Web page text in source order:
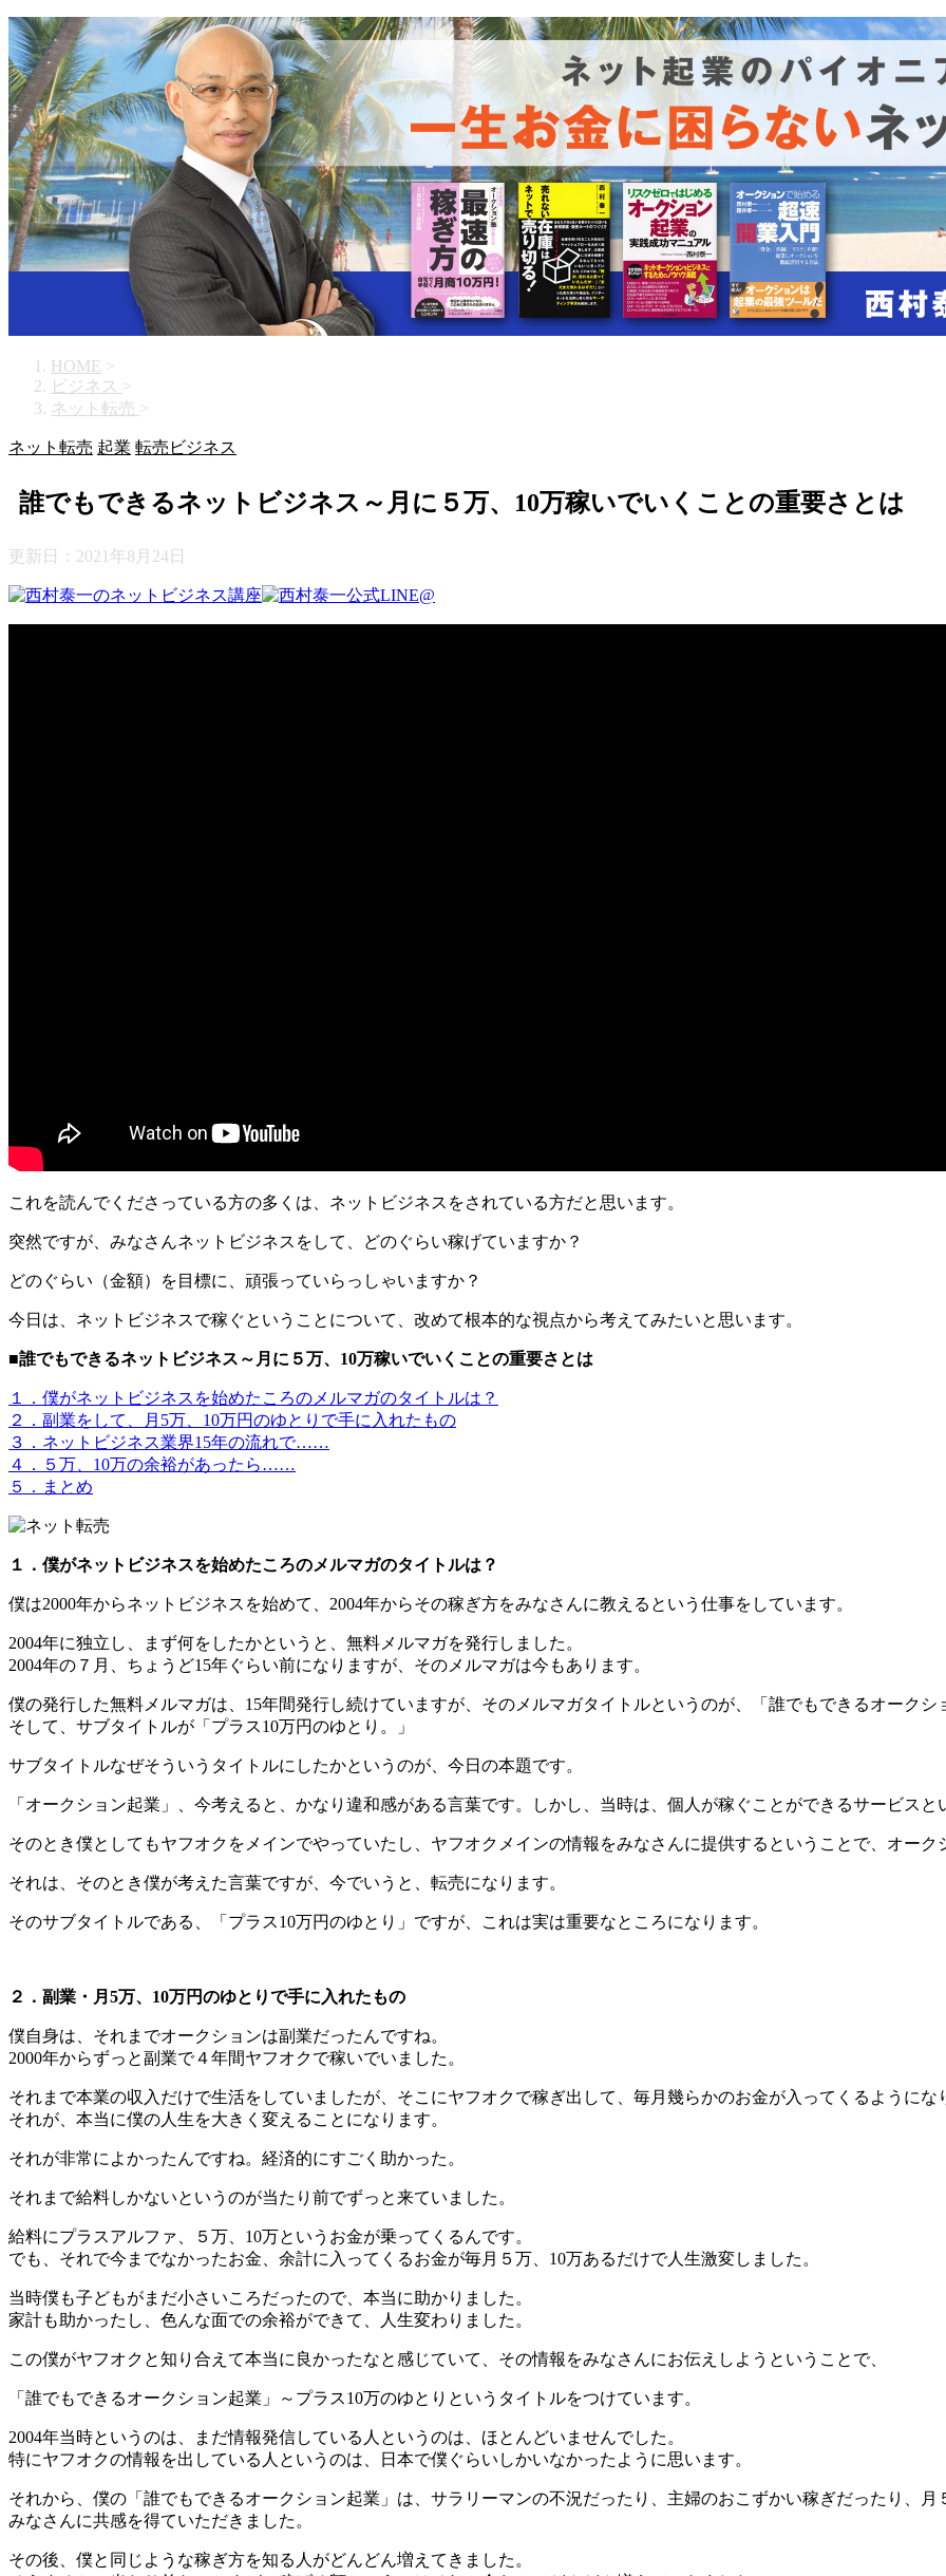
HOME >
ビジネス >
ネット転売 >
ネット転売 起業 転売ビジネス
誰でもできるネットビジネス～月に５万、10万稼いでいくことの重要さとは
更新日： 2021年8月24日
これを読んでくださっている方の多くは、ネットビジネスをされている方だと思います。
突然ですが、みなさんネットビジネスをして、どのぐらい稼げていますか？
どのぐらい（金額）を目標に、頑張っていらっしゃいますか？
今日は、ネットビジネスで稼ぐということについて、改めて根本的な視点から考えてみたいと思います。
■誰でもできるネットビジネス～月に５万、10万稼いでいくことの重要さとは
１．僕がネットビジネスを始めたころのメルマガのタイトルは？
２．副業をして、月5万、10万円のゆとりで手に入れたもの
３．ネットビジネス業界15年の流れで……
４．５万、10万の余裕があったら……
５．まとめ
１．僕がネットビジネスを始めたころのメルマガのタイトルは？
僕は2000年からネットビジネスを始めて、2004年からその稼ぎ方をみなさんに教えるという仕事をしています。
2004年に独立し、まず何をしたかというと、無料メルマガを発行しました。
2004年の７月、ちょうど15年ぐらい前になりますが、そのメルマガは今もあります。
僕の発行した無料メルマガは、15年間発行し続けていますが、そのメルマガタイトルというのが、「誰でもできるオークシ
そして、サブタイトルが 「プラス10万円のゆとり。」
サブタイトルなぜそういうタイトルにしたかというのが、今日の本題です。
「オークション起業」、今考えると、かなり違和感がある言葉です。しかし、当時は、個人が稼ぐことができるサービスと
そのとき僕としてもヤフオクをメインでやっていたし、ヤフオクメインの情報をみなさんに提供するということで、オーク
それは、そのとき僕が考えた言葉ですが、今でいうと、転売になります。
そのサブタイトルである、「プラス10万円のゆとり」ですが、これは実は重要なところになります。
２．副業・月5万、10万円のゆとりで手に入れたもの
僕自身は、それまでオークションは副業だったんですね。
2000年からずっと副業で４年間ヤフオクで稼いでいました。
それまで本業の収入だけで生活をしていましたが、そこにヤフオクで稼ぎ出して、毎月幾らかのお金が入ってくるようにな
それが、本当に僕の人生を大きく変えることになります。
それが非常によかったんですね。経済的にすごく助かった。
それまで給料しかないというのが当たり前でずっと来ていました。
給料にプラスアルファ、５万、10万というお金が乗ってくるんです。
でも、それで今までなかったお金、余計に入ってくるお金が毎月５万、10万あるだけで人生激変しました。
当時僕も子どもがまだ小さいころだったので、本当に助かりました。
家計も助かったし、色んな面での余裕ができて、人生変わりました。
この僕がヤフオクと知り合えて本当に良かったなと感じていて、その情報をみなさんにお伝えしようということで、
「誰でもできるオークション起業」～プラス10万のゆとりというタイトルをつけています。
2004年当時というのは、まだ情報発信している人というのは、ほとんどいませんでした。
特にヤフオクの情報を出している人というのは、日本で僕ぐらいしかいなかったように思います。
それから、僕の「誰でもできるオークション起業」は、サラリーマンの不況だったり、主婦のおこずかい稼ぎだったり、月
みなさんに共感を得ていただきました。
その後、僕と同じような稼ぎ方を知る人がどんどん増えてきました。